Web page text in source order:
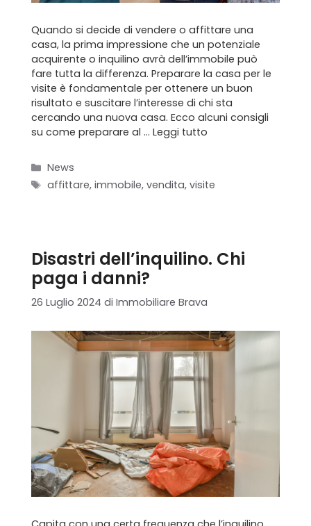
Contatti
Quando si decide di vendere o affittare una
casa, la prima impressione che un potenziale
acquirente o inquilino avrà dell’immobile può
fare tutta la differenza. Preparare la casa per le
visite è fondamentale per ottenere un buon
risultato e suscitare l’interesse di chi sta
cercando una nuova casa. Ecco alcuni consigli
su come preparare al … Leggi tutto
Categorie
News
Tag
affittare,immobile,vendita,visite
Disastri dell’inquilino. Chi
paga i danni?
26 Luglio 2024 di Immobiliare Brava